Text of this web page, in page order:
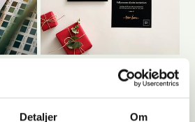
Detaljer Om